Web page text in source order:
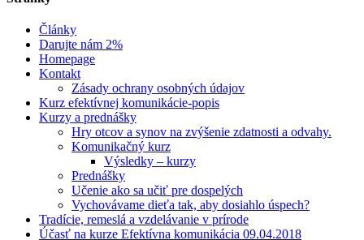
Články
Darujte nám 2%
Homepage
Kontakt
Zásady ochrany osobných údajov
Kurz efektívnej komunikácie-popis
Kurzy a prednášky
Hry otcov a synov na zvýšenie zdatnosti a odvahy.
Komunikačný kurz
Výsledky – kurzy
Prednášky
Učenie ako sa učiť pre dospelých
Vychovávame dieťa tak, aby dosiahlo úspech?
Tradície, remeslá a vzdelávanie v prírode
Účasť na kurze Efektívna komunikácia 09.04.2018